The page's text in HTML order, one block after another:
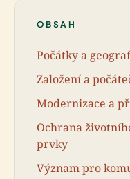
OBSAH
Počátky a
Založení a
Modernizace a
Ochrana
prvky
Význam pro